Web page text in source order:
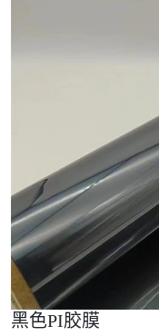
黑色PI胶膜